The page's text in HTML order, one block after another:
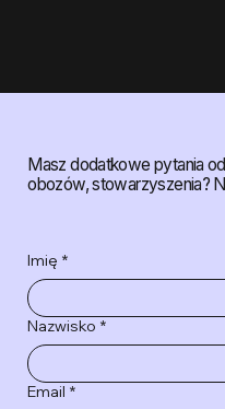
Masz dodatkowe pytania
obozów, stowarzyszenia?
Imię *
Nazwisko *
Email *